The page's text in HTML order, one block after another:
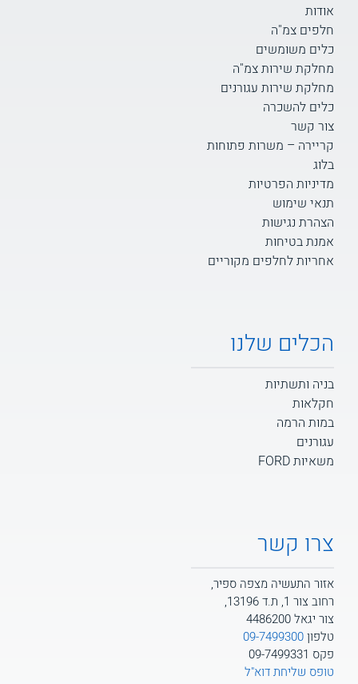
אודות
חלפים צמ"ה
כלים משומשים
מחלקת שירות צמ"ה
מחלקת שירות עגורנים
כלים להשכרה
צור קשר
קריירה – משרות פתוחות
בלוג
מדיניות הפרטיות
תנאי שימוש
הצהרת נגישות
אמנת בטיחות
אחריות לחלפים מקוריים
הכלים שלנו
בניה ותשתיות
חקלאות
במות הרמה
עגורנים
משאיות FORD
צרו קשר
אזור התעשיה מצפה ספיר,
רחוב צור 1, ת.ד 13196,
צור יגאל 4486200
טלפון09-7499300
פקס 09-7499331
טופס שליחת דוא"ל